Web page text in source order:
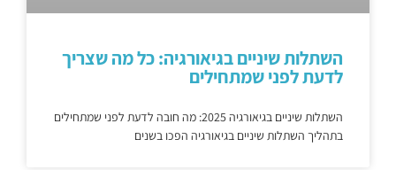
השתלות שיניים בגיאורגיה: כל מה שצריך
לדעת לפני שמתחילים
השתלות שיניים בגיאורגיה 2025: מה חובה לדעת לפני שמתחילים
בתהליך השתלות שיניים בגיאורגיה הפכו בשנים